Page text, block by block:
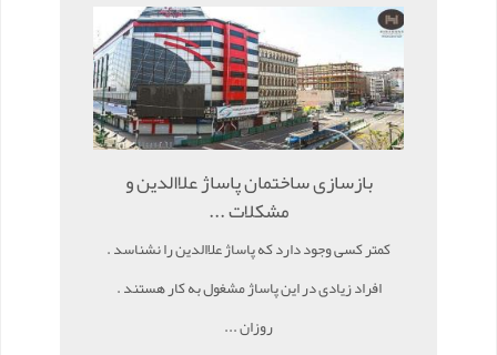
بازسازی ساختمان پاساژ علاالدین و
مشکلات ...
کمتر کسی وجود دارد که پاساژ علاالدین را نشناسد .
افراد زیادی در این پاساژ مشغول به کار هستند .
روزان ...